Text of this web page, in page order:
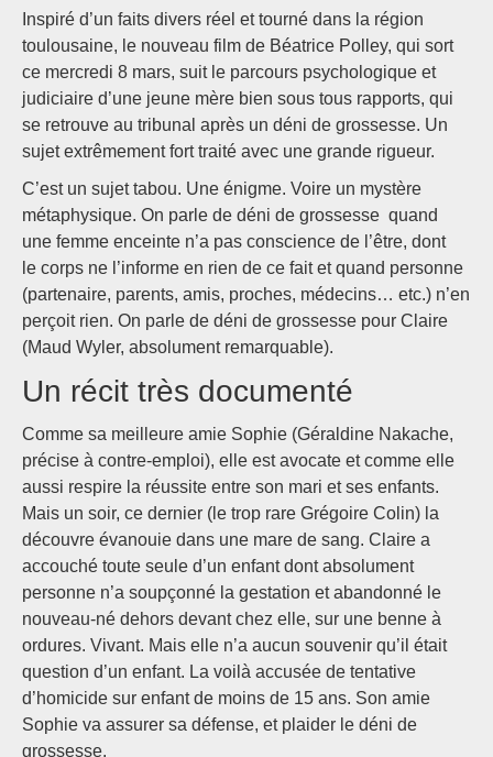
Inspiré d’un faits divers réel et tourné dans la région
toulousaine, le nouveau film de Béatrice Polley, qui sort
ce mercredi 8 mars, suit le parcours psychologique et
judiciaire d’une jeune mère bien sous tous rapports, qui
se retrouve au tribunal après un déni de grossesse. Un
sujet extrêmement fort traité avec une grande rigueur.
C’est un sujet tabou. Une énigme. Voire un mystère
métaphysique. On parle de déni de grossesse quand
une femme enceinte n’a pas conscience de l’être, dont
le corps ne l’informe en rien de ce fait et quand personne
(partenaire, parents, amis, proches, médecins… etc.) n’en
perçoit rien. On parle de déni de grossesse pour Claire
(Maud Wyler, absolument remarquable).
Un récit très documenté
Comme sa meilleure amie Sophie (Géraldine Nakache,
précise à contre-emploi), elle est avocate et comme elle
aussi respire la réussite entre son mari et ses enfants.
Mais un soir, ce dernier (le trop rare Grégoire Colin) la
découvre évanouie dans une mare de sang. Claire a
accouché toute seule d’un enfant dont absolument
personne n’a soupçonné la gestation et abandonné le
nouveau-né dehors devant chez elle, sur une benne à
ordures. Vivant. Mais elle n’a aucun souvenir qu’il était
question d’un enfant. La voilà accusée de tentative
d’homicide sur enfant de moins de 15 ans. Son amie
Sophie va assurer sa défense, et plaider le déni de
grossesse.